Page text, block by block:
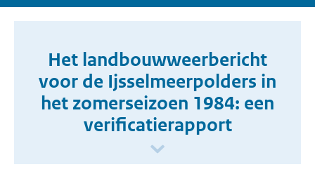
Het landbouwweerbericht
voor de Ijsselmeerpolders in
het zomerseizoen 1984: een
verificatierapport